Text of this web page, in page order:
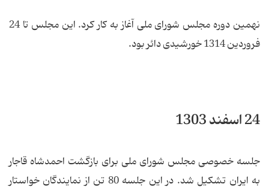
نهمین دوره مجلس شورای ملی آغاز به کار کرد. این مجلس تا 24
فروردین 1314 خورشیدی دائر بود.
24 اسفند 1303
جلسه خصوصی مجلس شورای ملی برای بازگشت احمدشاه قاجار
به ایران تشکیل شد. در این جلسه 80 تن از نمایندگان خواستار